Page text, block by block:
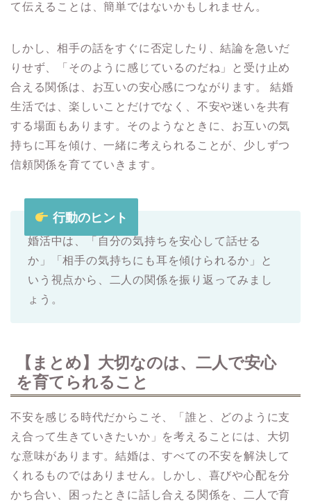
て伝えることは、簡単ではないかもしれません。
しかし、相手の話をすぐに否定したり、結論を急いだ
りせず、「そのように感じているのだね」と受け止め
合える関係は、お互いの安心感につながります。 結婚
生活では、楽しいことだけでなく、不安や迷いを共有
する場面もあります。そのようなときに、お互いの気
持ちに耳を傾け、一緒に考えられることが、少しずつ
信頼関係を育てていきます。
行動のヒント
婚活中は、「自分の気持ちを安心して話せる
か」「相手の気持ちにも耳を傾けられるか」と
いう視点から、二人の関係を振り返ってみまし
ょう。
【まとめ】大切なのは、二人で安心
を育てられること
不安を感じる時代だからこそ、「誰と、どのように支
え合って生きていきたいか」を考えることには、大切
な意味があります。結婚は、すべての不安を解決して
くれるものではありません。しかし、喜びや心配を分
かち合い、困ったときに話し合える関係を、二人で育